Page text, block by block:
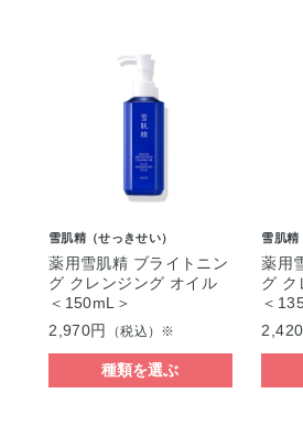
雪肌精（せっきせい）
薬用雪肌精 ブライトニン
グ クレンジング オイル
＜150mL＞
2,970円
（税込）※
種類を選ぶ
雪肌精
薬用
グ ク
＜